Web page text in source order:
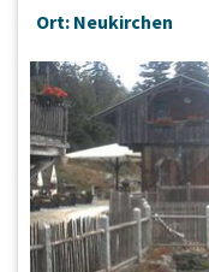
Ort: Neukirchen